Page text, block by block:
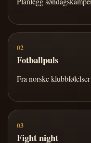
02
Fotballpuls
Fra norske
03
Fight night